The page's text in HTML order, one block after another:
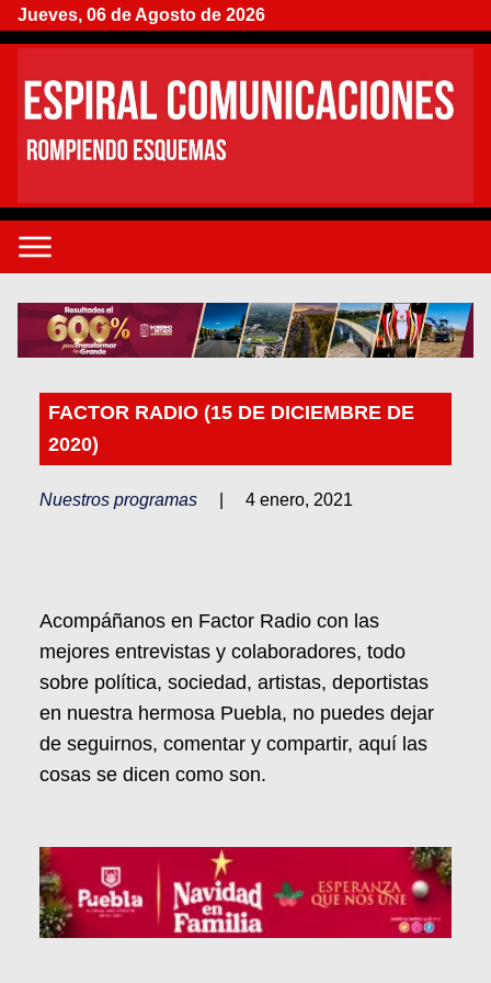
Jueves, 06 de Agosto de 2026
FACTOR RADIO (15 DE DICIEMBRE DE
2020)
Nuestros programas 4 enero, 2021
Acompáñanos en Factor Radio con las
mejores entrevistas y colaboradores, todo
sobre política, sociedad, artistas, deportistas
en nuestra hermosa Puebla, no puedes dejar
de seguirnos, comentar y compartir, aquí las
cosas se dicen como son.